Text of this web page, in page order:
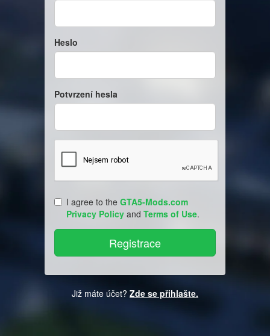
Heslo
Potvrzení hesla
I agree to the GTA5-Mods.com
Privacy Policy and Terms of Use.
Již máte účet? Zde se přihlašte.